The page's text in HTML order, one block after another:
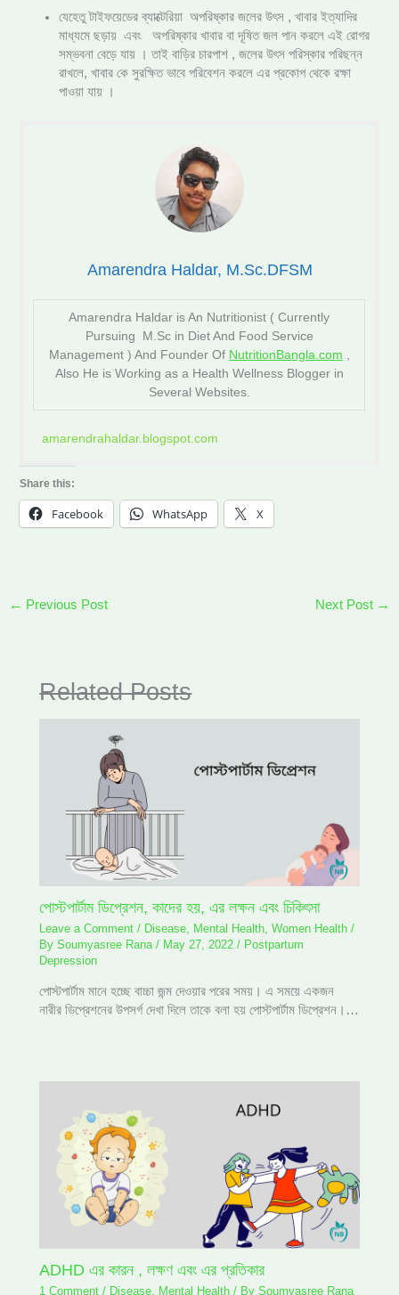
যেহেতু টাইফয়েডের ব্যাক্টেরিয়া অপরিষ্কার জলের উৎস , খাবার ইত্যাদির
মাধ্যমে ছড়ায় এবং অপরিষ্কার খাবার বা দূষিত জল পান করলে এই রোগর
সম্ভবনা বেড়ে যায় । তাই বাড়ির চারপাশ , জলের উৎস পরিস্কার পরিছন্ন
রাখলে, খাবার কে সুরক্ষিত ভাবে পরিবেশন করলে এর প্রকোপ থেকে রক্ষা
পাওয়া যায় ।
Amarendra Haldar, M.Sc.DFSM
Amarendra Haldar is An Nutritionist ( Currently
Pursuing M.Sc in Diet And Food Service
Management ) And Founder Of NutritionBangla.com
Also He is Working as a Health Wellness Blogger in
Several Websites.
amarendrahaldar.blogspot.com
Share this:
Facebook WhatsApp X
← Previous Post Next Post →
Related Posts
পোস্টপার্টাম ডিপ্রেশন, কাদের হয়, এর লক্ষন এবং চিকিৎসা
Leave a Comment / Disease, Mental Health,Women Health /
BySoumyasree Rana/ May 27, 2022/ Postpartum
Depression
পোস্টপার্টাম মানে হচ্ছে বাচ্চা জন্ম দেওয়ার পরের সময়। এ সময়ে একজন
নারীর ডিপ্রেশনের উপসর্গ দেখা দিলে তাকে বলা হয় পোস্টপার্টাম ডিপ্রেশন।…
ADHD এর কারন , লক্ষণ এবং এর প্রতিকার
1 Comment / Disease, Mental Health / BySoumyasree Rana